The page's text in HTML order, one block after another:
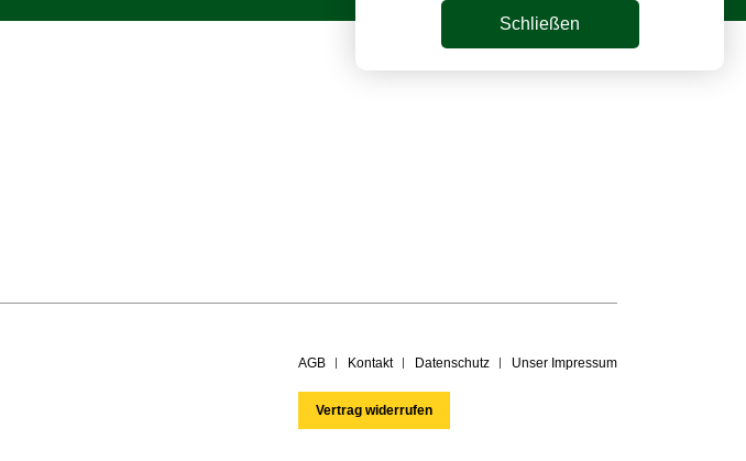
Schließen
AGB Kontakt Datenschutz Unser Impressum
Vertrag widerrufen